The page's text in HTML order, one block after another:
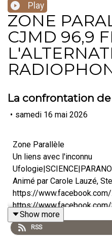
Play
ZONE
CJMD 96,9
La confrontation de
• samedi 16 mai 2026
Zone Parallèle
Un liens avec l'inconnu
Animé par Carole Lauzé,
https://
https://
https://
https://twitter.com/
Show more
RSS